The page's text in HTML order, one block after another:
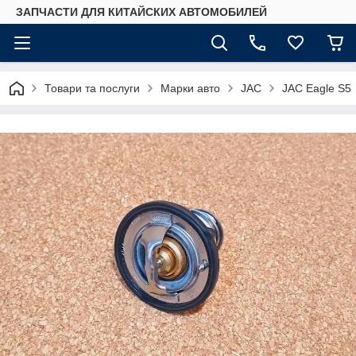
ЗАПЧАСТИ ДЛЯ КИТАЙСКИХ АВТОМОБИЛЕЙ
Товари та послуги Марки авто JAC JAC Eagle S5